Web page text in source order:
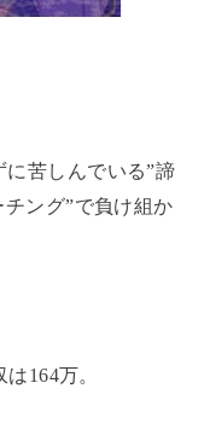
苦しんでいる”諦
ング”で負け組か
164万。